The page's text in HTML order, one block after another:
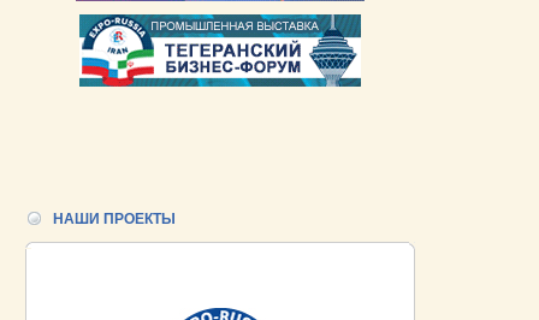
НАШИ ПРОЕКТЫ